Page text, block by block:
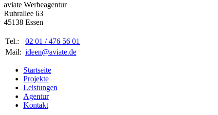
aviate Werbeagentur
Ruhrallee 63
45138 Essen
Tel.: 02 01 /476 56 01
Mail: ideen@aviate.de
Startseite
Projekte
Leistungen
Agentur
Kontakt